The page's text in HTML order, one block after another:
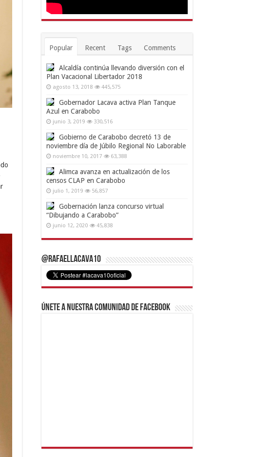
Popular Recent Tags Comments
Alcaldía continúa llevando diversión con el
Plan Vacacional Libertador 2018
agosto 13, 2018 445,575
Gobernador Lacava activa Plan Tanque
Azul en Carabobo
junio 3, 2019 330,516
Gobierno de Carabobo decretó 13 de
noviembre día de Júbilo Regional No Laborable
noviembre 10, 2017 63,388
Alimca avanza en actualización de los
censos CLAP en Carabobo
julio 1, 2019 56,857
Gobernación lanza concurso virtual
“Dibujando a Carabobo”
junio 12, 2020 45,838
@RafaelLacava10
Únete a nuestra comunidad de Facebook